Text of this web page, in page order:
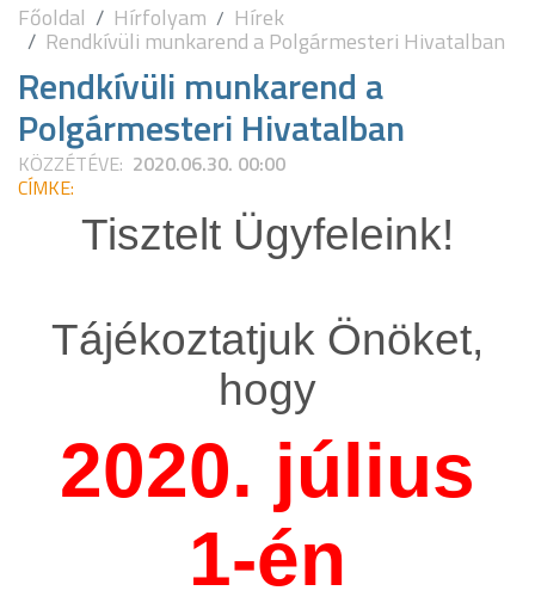
Főoldal Hírfolyam Hírek
Rendkívüli munkarend a Polgármesteri Hivatalban
Rendkívüli munkarend a
Polgármesteri Hivatalban
KÖZZÉTÉVE: 2020.06.30. 00:00
CÍMKE:
Tisztelt Ügyfeleink!
Tájékoztatjuk Önöket,
hogy
2020. július
1-én